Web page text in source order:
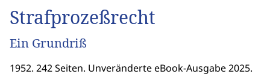
Strafprozeßrecht
Ein Grundriß
1952. 242 Seiten. Unveränderte eBook-Ausgabe 2025.